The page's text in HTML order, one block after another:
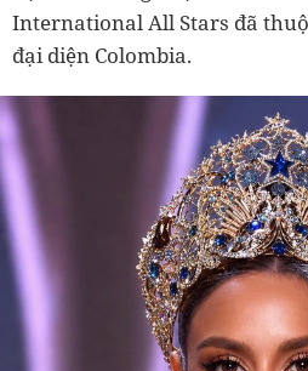
International All Stars đã
đại diện Colombia.